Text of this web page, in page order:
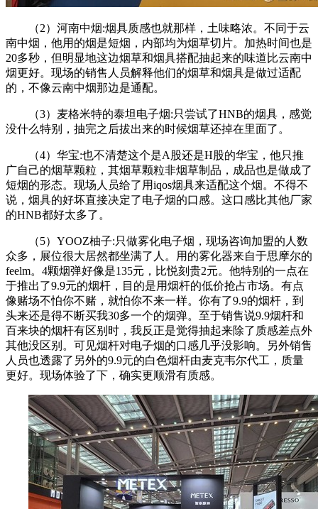
（2）河南中烟:烟具质感也就那样，土味略浓。不同于云
南中烟，他用的烟是短烟，内部均为烟草切片。加热时间也是
20多秒，但明显地这边烟草和烟具搭配抽起来的味道比云南中
烟更好。现场的销售人员解释他们的烟草和烟具是做过适配
的，不像云南中烟那边是通配。
（3）麦格米特的泰坦电子烟:只尝试了HNB的烟具，感觉
没什么特别，抽完之后拔出来的时候烟草还掉在里面了。
（4）华宝:也不清楚这个是A股还是H股的华宝，他只推
广自己的烟草颗粒，其烟草颗粒非烟草制品，成品也是做成了
短烟的形态。现场人员给了用iqos烟具来适配这个烟。不得不
说，烟具的好坏直接决定了电子烟的口感。这口感比其他厂家
的HNB都好太多了。
（5）YOOZ柚子:只做雾化电子烟，现场咨询加盟的人数
众多，展位很大居然都坐满了人。用的雾化器来自于思摩尔的
feelm。4颗烟弹好像是135元，比悦刻贵2元。他特别的一点在
于推出了9.9元的烟杆，目的是用烟杆的低价抢占市场。有点
像赌场不怕你不赌，就怕你不来一样。你有了9.9的烟杆，到
头来还是得不断买我30多一个的烟弹。至于销售说9.9烟杆和
百来块的烟杆有区别时，我反正是觉得抽起来除了质感差点外
其他没区别。可见烟杆对电子烟的口感几乎没影响。另外销售
人员也透露了另外的9.9元的白色烟杆由麦克韦尔代工，质量
更好。现场体验了下，确实更顺滑有质感。